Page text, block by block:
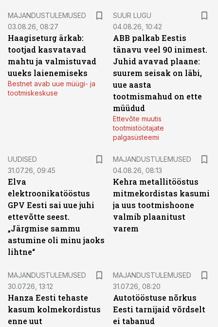
MAJANDUSTULEMUSED
03.08.26, 08:27
Haagiseturg ärkab:
tootjad kasvatavad
mahtu ja valmistuvad
uueks laienemiseks
Bestnet avab uue müügi- ja
tootmiskeskuse
SUUR LUGU
04.08.26, 10:42
ABB palkab Eestis
tänavu veel 90 inimest.
Juhid avavad plaane:
suurem seisak on läbi,
uue aasta
tootmismahud on ette
müüdud
Ettevõte muutis
tootmistöötajate
palgasüsteemi
UUDISED
31.07.26, 09:45
Elva
elektroonikatööstus
GPV Eesti sai uue juhi
ettevõtte seest.
„Järgmise sammu
astumine oli minu jaoks
lihtne“
MAJANDUSTULEMUSED
04.08.26, 08:13
Kehra metallitööstus
mitmekordistas kasumi
ja uus tootmishoone
valmib plaanitust
varem
MAJANDUSTULEMUSED
30.07.26, 13:12
Hanza Eesti tehaste
kasum kolmekordistus
enne uut
MAJANDUSTULEMUSED
31.07.26, 08:20
Autotööstuse nõrkus
Eesti tarnijaid võrdselt
ei tabanud